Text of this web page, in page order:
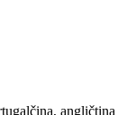
angličtina